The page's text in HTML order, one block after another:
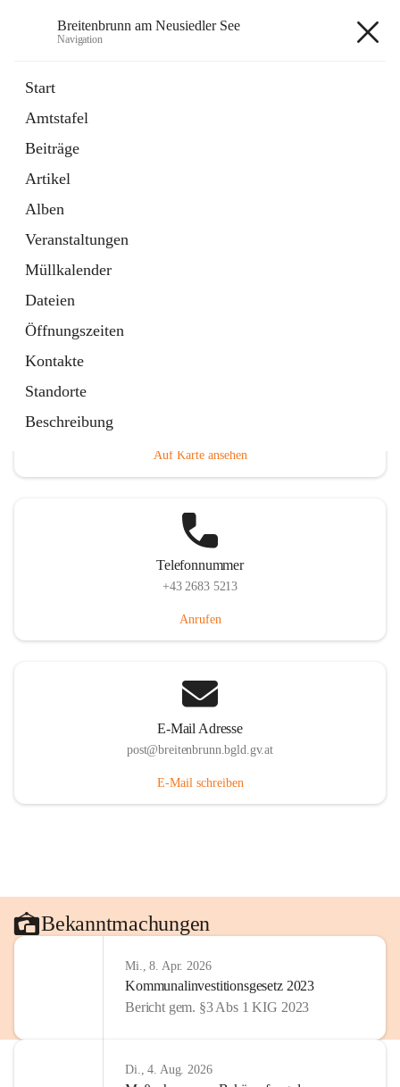
Breitenbrunn am Neusiedler See
Navigation
Start
Amtstafel
Beiträge
Artikel
Alben
Veranstaltungen
Müllkalender
Dateien
Öffnungszeiten
Kontakte
Standorte
Beschreibung
18 Schnellzugriffe
Gemeindeservice
Auf Karte ansehen
Telefonnummer
+43 2683 5213
Anrufen
E-Mail Adresse
post@breitenbrunn.bgld.gv.at
E-Mail schreiben
Bekanntmachungen
Mi., 8. Apr. 2026
Kommunalinvestitionsgesetz 2023
Bericht gem. §3 Abs 1 KIG 2023
Di., 4. Aug. 2026